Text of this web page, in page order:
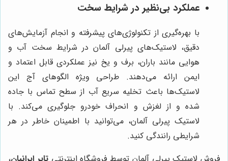
عملکرد بی‌نظیر در شرایط سخت
با بهره‌گیری از تکنولوژی‌های پیشرفته و انجام آزمایش‌های
دقیق، لاستیک‌های پیرلی آلمان در شرایط سخت آب و
هوایی مانند باران، برف و یخ نیز عملکردی قابل اعتماد و
ایمن ارائه می‌دهند. طراحی ویژه الگوهای آج این
لاستیک‌ها باعث تخلیه سریع آب از سطح تماس با جاده
شده و از لغزش و انحراف خودرو جلوگیری می‌کند. با
لاستیک پیرلی آلمان، می‌توانید با اطمینان خاطر در هر
شرایطی رانندگی کنید.